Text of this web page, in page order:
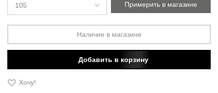
Примерить в магазине
Наличие в магазине
Добавить в корзину
Хочу!